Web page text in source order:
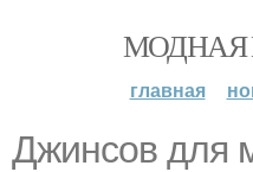
МОДНАЯ
главная
Джинсов для